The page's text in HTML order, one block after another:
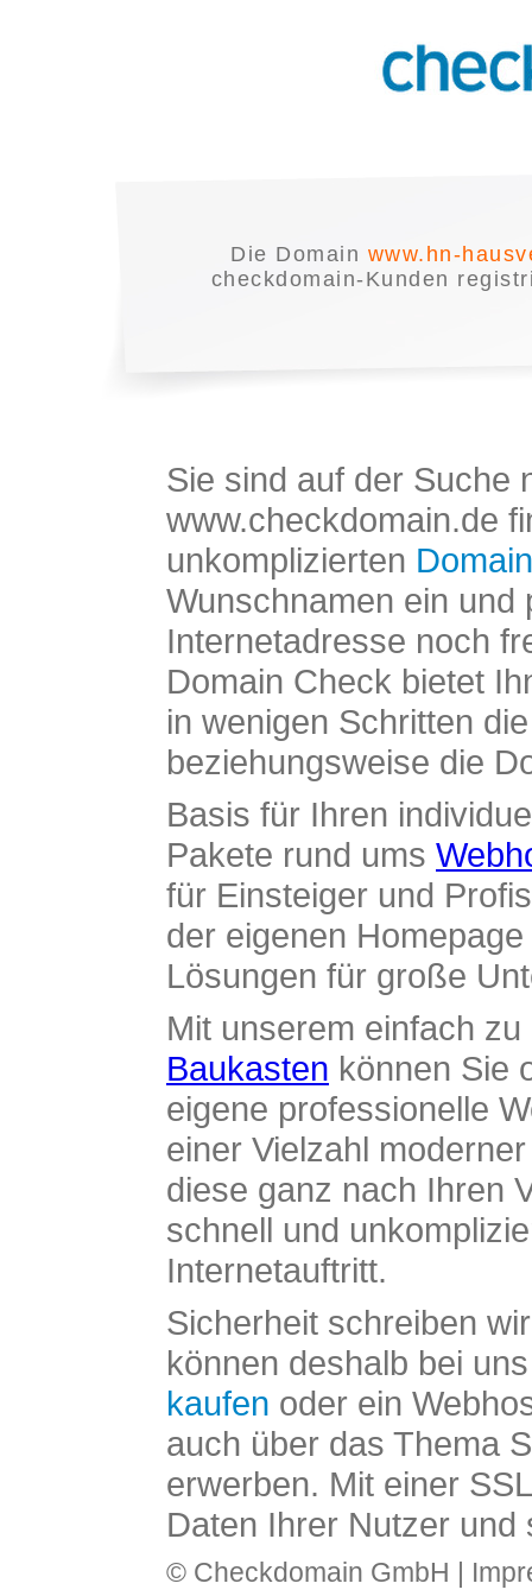
Die Domain www.hn-
checkdomain-Kunden
Sie sind auf der Suche
www.checkdomain.de
unkomplizierten
Wunschnamen ein und
Internetadresse noch
Domain Check bietet
in wenigen Schritten
beziehungsweise die
Basis für Ihren
Pakete rund ums
für Einsteiger und
der eigenen
Lösungen für große
Mit unserem einfach
Baukasten können Sie
eigene professionelle
einer Vielzahl
diese ganz nach Ihren
schnell und
Internetauftritt.
Sicherheit schreiben
können deshalb bei
kaufen oder ein
auch über das Thema
erwerben. Mit einer
Daten Ihrer Nutzer und
© Checkdomain GmbH |